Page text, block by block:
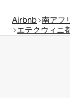
Airbnb 南アフ
エテクウィニ